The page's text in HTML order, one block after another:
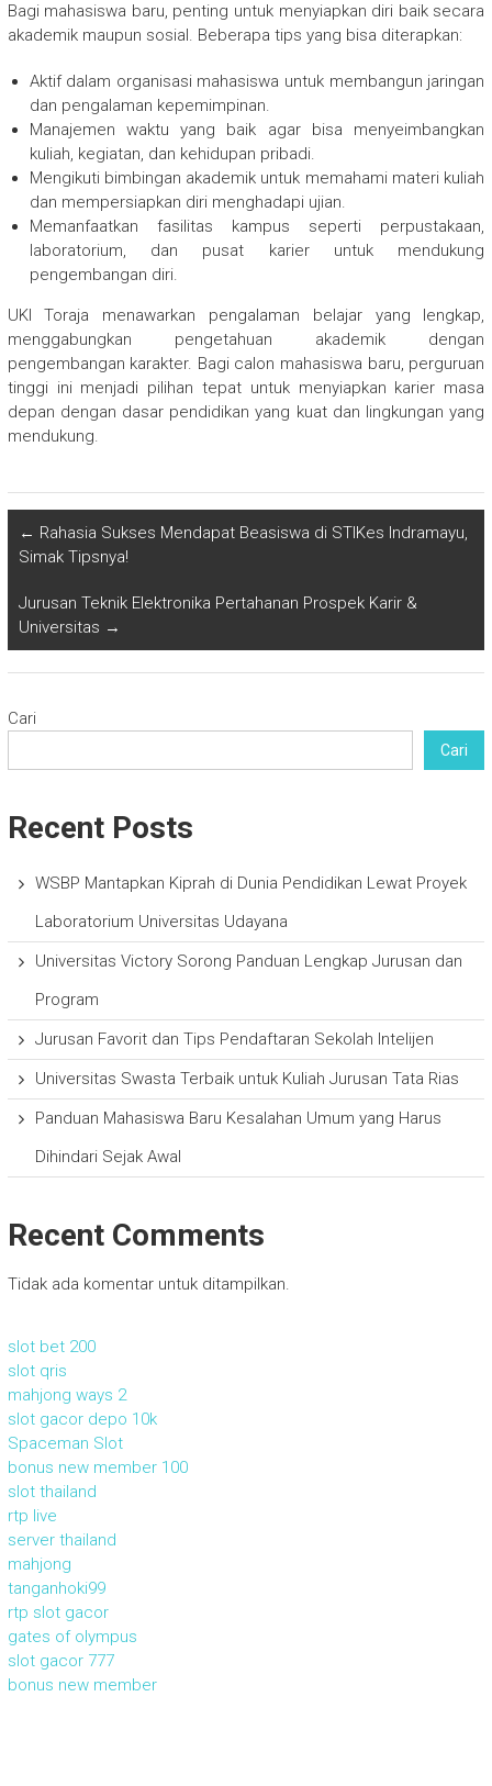
Bagi mahasiswa baru, penting untuk menyiapkan diri baik secara
akademik maupun sosial. Beberapa tips yang bisa diterapkan:
Aktif dalam organisasi mahasiswa untuk membangun jaringan
dan pengalaman kepemimpinan.
Manajemen waktu yang baik agar bisa menyeimbangkan
kuliah, kegiatan, dan kehidupan pribadi.
Mengikuti bimbingan akademik untuk memahami materi kuliah
dan mempersiapkan diri menghadapi ujian.
Memanfaatkan fasilitas kampus seperti perpustakaan,
laboratorium, dan pusat karier untuk mendukung
pengembangan diri.
UKI Toraja menawarkan pengalaman belajar yang lengkap,
menggabungkan pengetahuan akademik dengan
pengembangan karakter. Bagi calon mahasiswa baru, perguruan
tinggi ini menjadi pilihan tepat untuk menyiapkan karier masa
depan dengan dasar pendidikan yang kuat dan lingkungan yang
mendukung.
← Rahasia Sukses Mendapat Beasiswa di STIKes Indramayu,
Simak Tipsnya!
Jurusan Teknik Elektronika Pertahanan Prospek Karir &
Universitas →
Cari
Cari
Recent Posts
WSBP Mantapkan Kiprah di Dunia Pendidikan Lewat Proyek
Laboratorium Universitas Udayana
Universitas Victory Sorong Panduan Lengkap Jurusan dan
Program
Jurusan Favorit dan Tips Pendaftaran Sekolah Intelijen
Universitas Swasta Terbaik untuk Kuliah Jurusan Tata Rias
Panduan Mahasiswa Baru Kesalahan Umum yang Harus
Dihindari Sejak Awal
Recent Comments
Tidak ada komentar untuk ditampilkan.
slot bet 200
slot qris
mahjong ways 2
slot gacor depo 10k
Spaceman Slot
bonus new member 100
slot thailand
rtp live
server thailand
mahjong
tanganhoki99
rtp slot gacor
gates of olympus
slot gacor 777
bonus new member